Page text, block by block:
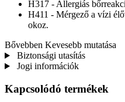
H317 - Allergiás
H411 - Mérgező a vízi
okoz.
Bővebben Kevesebb mutatása
Biztonsági utasítás
Jogi információk
Kapcsolódó termékek